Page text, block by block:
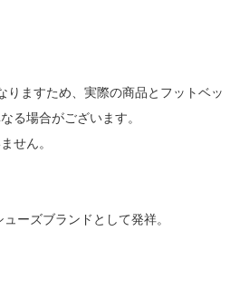
りますため、実際の商品とフットベッ
る場合がございます。
せん。
ーズブランドとして発祥。